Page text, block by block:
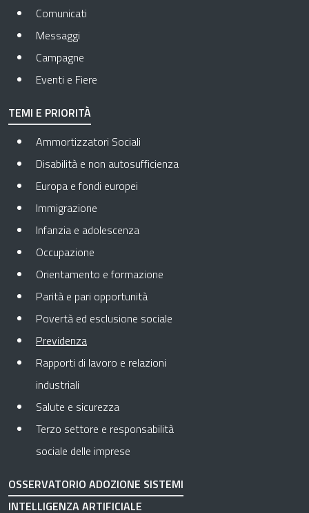
Comunicati
Messaggi
Campagne
Eventi e Fiere
TEMI E PRIORITÀ
Ammortizzatori Sociali
Disabilità e non autosufficienza
Europa e fondi europei
Immigrazione
Infanzia e adolescenza
Occupazione
Orientamento e formazione
Parità e pari opportunità
Povertà ed esclusione sociale
PrevidenzaPagina attuale
Rapporti di lavoro e relazioni
industriali
Salute e sicurezza
Terzo settore e responsabilità
sociale delle imprese
OSSERVATORIO ADOZIONE SISTEMI
INTELLIGENZA ARTIFICIALE